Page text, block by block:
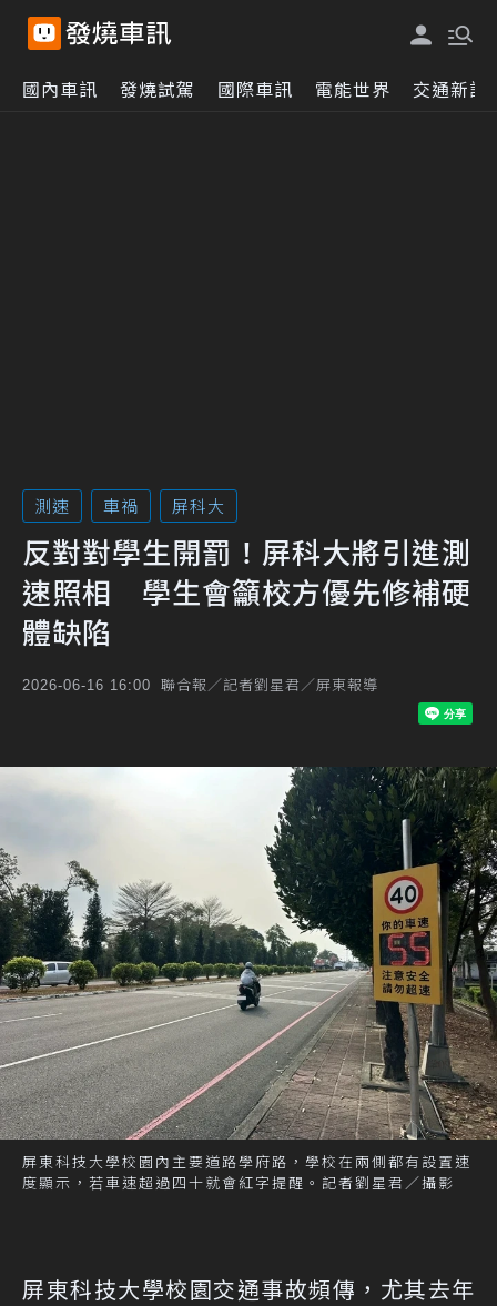
國內車訊 發燒試駕 國際車訊 電能世界 交通新訊
測速 車禍 屏科大
反對對學生開罰！屏科大將引進測
速照相 學生會籲校方優先修補硬
體缺陷
2026-06-16 16:00 聯合報／記者劉星君／屏東報導
屏東科技大學校園內主要道路學府路，學校在兩側都有設置速
度顯示，若車速超過四十就會紅字提醒。記者劉星君／攝影
屏東科技大學校園交通事故頻傳，尤其去年